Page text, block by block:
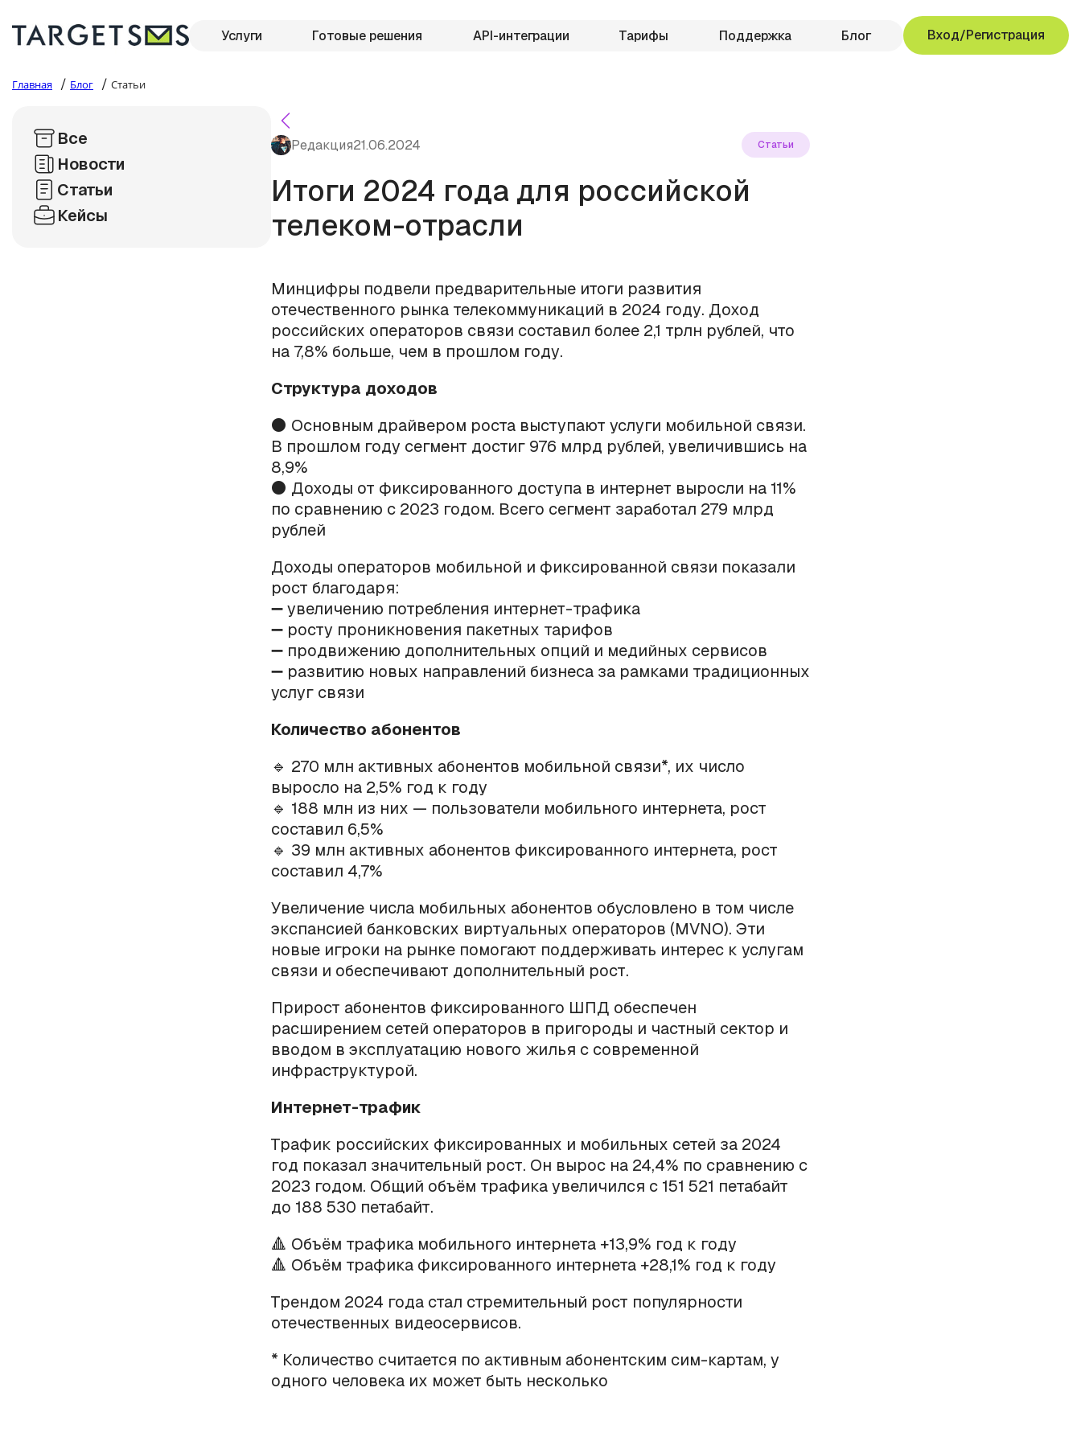
Услуги Готовые решения API-интеграции Тарифы Поддержка Блог Вход/Регистрация
Главная / Блог / Статьи
Все
Новости
Статьи
Кейсы
Редакция21.06.2024 Статьи
Итоги 2024 года для российской
телеком-отрасли
Минцифры подвели предварительные итоги развития
отечественного рынка телекоммуникаций в 2024 году. Доход
российских операторов связи составил более 2,1 трлн рублей, что
на 7,8% больше, чем в прошлом году.
Структура доходов
⚫️ Основным драйвером роста выступают услуги мобильной связи.
В прошлом году сегмент достиг 976 млрд рублей, увеличившись на
8,9%
⚫️ Доходы от фиксированного доступа в интернет выросли на 11%
по сравнению с 2023 годом. Всего сегмент заработал 279 млрд
рублей
Доходы операторов мобильной и фиксированной связи показали
рост благодаря:
➖ увеличению потребления интернет-трафика
➖ росту проникновения пакетных тарифов
➖ продвижению дополнительных опций и медийных сервисов
➖ развитию новых направлений бизнеса за рамками традиционных
услуг связи
Количество абонентов
🔹 270 млн активных абонентов мобильной связи*, их число
выросло на 2,5% год к году
🔹 188 млн из них — пользователи мобильного интернета, рост
составил 6,5%
🔹 39 млн активных абонентов фиксированного интернета, рост
составил 4,7%
Увеличение числа мобильных абонентов обусловлено в том числе
экспансией банковских виртуальных операторов (MVNO). Эти
новые игроки на рынке помогают поддерживать интерес к услугам
связи и обеспечивают дополнительный рост.
Прирост абонентов фиксированного ШПД обеспечен
расширением сетей операторов в пригороды и частный сектор и
вводом в эксплуатацию нового жилья с современной
инфраструктурой.
Интернет-трафик
Трафик российских фиксированных и мобильных сетей за 2024
год показал значительный рост. Он вырос на 24,4% по сравнению с
2023 годом. Общий объём трафика увеличился с 151 521 петабайт
до 188 530 петабайт.
🔺 Объём трафика мобильного интернета +13,9% год к году
🔺 Объём трафика фиксированного интернета +28,1% год к году
Трендом 2024 года стал стремительный рост популярности
отечественных видеосервисов.
* Количество считается по активным абонентским сим-картам, у
одного человека их может быть несколько